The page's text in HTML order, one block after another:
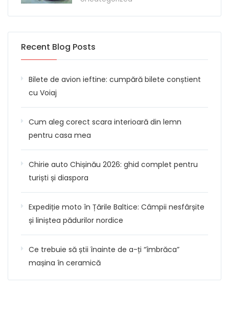
Recent Blog Posts
Bilete de avion ieftine: cumpără bilete conștient
cu Voiaj
Cum aleg corect scara interioară din lemn
pentru casa mea
Chirie auto Chișinău 2026: ghid complet pentru
turiști și diaspora
Expediție moto în Țările Baltice: Câmpii nesfârșite
și liniștea pădurilor nordice
Ce trebuie să știi înainte de a-ți “îmbrăca”
mașina în ceramică